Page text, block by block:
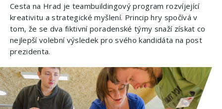
Cesta na Hrad je teambuildingový program rozvíjející
kreativitu a strategické myšlení. Princip hry spočívá v
tom, že se dva fiktivní poradenské týmy snaží získat co
nejlepší volební výsledek pro svého kandidáta na post
prezidenta.